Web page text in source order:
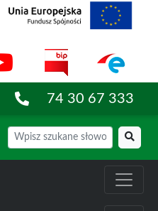
74 30 67 333